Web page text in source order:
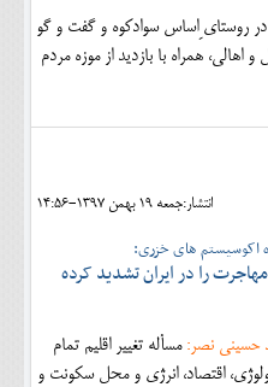
روستای ِاساس سوادکوه و گفت و گو
اهالی، همراه با بازدید از موزه مردم
انتشار:جمعه 19 بهمن 1397-14:56
اکوسیستم های خزری:
مهاجرت را در ایران تشدید کرده
حسینی نصر: مسأله تغییر اقلیم تمام
اقتصاد، انرژی و محل سکونت و